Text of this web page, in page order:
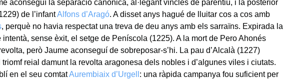
aconseguí la separació canònica, al·legant vincles de parentiu, i la posterior
de l’infantAlfons d’Aragó. A disset anys hagué de lluitar cos a cos amb
, perquè no havia respectat una treva de deu anys amb els sarraïns. Expirada la
intentà, sense èxit, el setge de Peníscola (1225). A la mort de Pero Ahonés
però Jaume aconseguí de sobreposar-s’hi. La pau d’Alcalà (1227)
reial damunt la revolta aragonesa dels nobles i d’algunes viles i ciutats.
en el seu comtatAurembiaix d’Urgell : una ràpida campanya fou suficient per